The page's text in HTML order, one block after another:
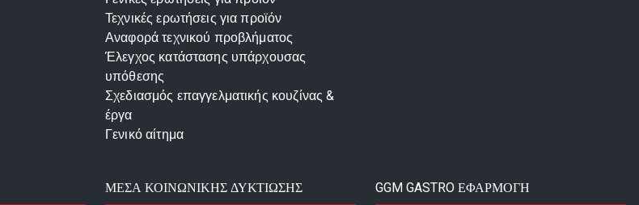
Τεχνικές ερωτήσεις για προϊόν
Αναφορά τεχνικού προβλήματος
Έλεγχος κατάστασης υπάρχουσας
υπόθεσης
Σχεδιασμός επαγγελματικής κουζίνας &
έργα
Γενικό αίτημα
ΜΈΣΑ ΚΟΙΝΩΝΙΚΉΣ ΔΥΚΤΊΩΣΗΣ GGM GASTRO ΕΦΑΡΜΟΓΉ